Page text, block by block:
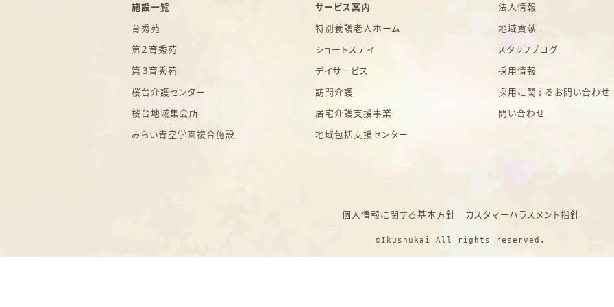
施設一覧
育秀苑
第２育秀苑
第３育秀苑
桜台介護センター
桜台地域集会所
みらい青空学園複合施設
サービス案内
特別養護老人ホーム
ショートステイ
デイサービス
訪問介護
居宅介護支援事業
地域包括支援センター
法人情報
地域貢献
スタッフブログ
採用情報
採用に関するお問い合わせ
問い合わせ
個人情報に関する基本方針 カスタマーハラスメント指針
©Ikushukai All rights reserved.